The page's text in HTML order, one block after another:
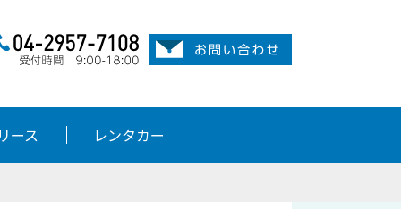
ース レンタカー